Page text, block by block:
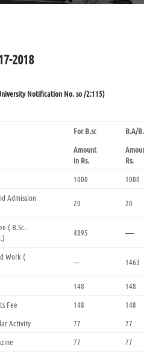
2018
Notification No. so /2:115)
For B.sc
Amount
in Rs.
B.A/
Rs.
1000 1000
Admission
20 20
( B.Sc.-
4895 —–
Work (
— 1463
148
148
Fee 148
148
Activity 77
77
77
77